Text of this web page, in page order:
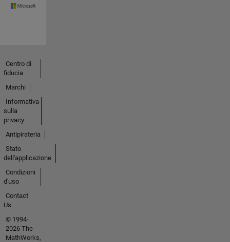
Centro di
fiducia
Marchi
Informativa
sulla
privacy
Antipirateria
Stato
dell'applicazione
Condizioni
d'uso
Contact
Us
© 1994-
2026 The
MathWorks,